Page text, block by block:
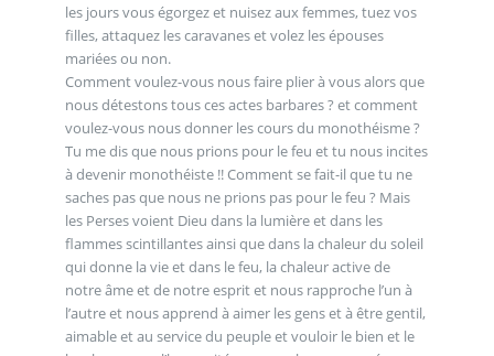
les jours vous égorgez et nuisez aux femmes, tuez vos
filles, attaquez les caravanes et volez les épouses
mariées ou non.
Comment voulez-vous nous faire plier à vous alors que
nous détestons tous ces actes barbares ? et comment
voulez-vous nous donner les cours du monothéisme ?
Tu me dis que nous prions pour le feu et tu nous incites
à devenir monothéiste !! Comment se fait-il que tu ne
saches pas que nous ne prions pas pour le feu ? Mais
les Perses voient Dieu dans la lumière et dans les
flammes scintillantes ainsi que dans la chaleur du soleil
qui donne la vie et dans le feu, la chaleur active de
notre âme et de notre esprit et nous rapproche l’un à
l’autre et nous apprend à aimer les gens et à être gentil,
aimable et au service du peuple et vouloir le bien et le